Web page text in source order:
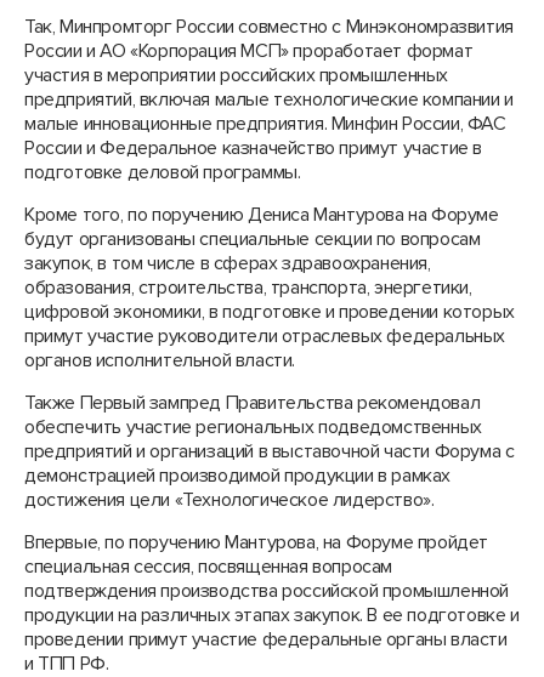
Так, Минпромторг России совместно с Минэкономразвития
России и АО «Корпорация МСП» проработает формат
участия в мероприятии российских промышленных
предприятий, включая малые технологические компании и
малые инновационные предприятия. Минфин России, ФАС
России и Федеральное казначейство примут участие в
подготовке деловой программы.
Кроме того, по поручению Дениса Мантурова на Форуме
будут организованы специальные секции по вопросам
закупок, в том числе в сферах здравоохранения,
образования, строительства, транспорта, энергетики,
цифровой экономики, в подготовке и проведении которых
примут участие руководители отраслевых федеральных
органов исполнительной власти.
Также Первый зампред Правительства рекомендовал
обеспечить участие региональных подведомственных
предприятий и организаций в выставочной части Форума с
демонстрацией производимой продукции в рамках
достижения цели «Технологическое лидерство».
Впервые, по поручению Мантурова, на Форуме пройдет
специальная сессия, посвященная вопросам
подтверждения производства российской промышленной
продукции на различных этапах закупок. В ее подготовке и
проведении примут участие федеральные органы власти
и ТПП РФ.